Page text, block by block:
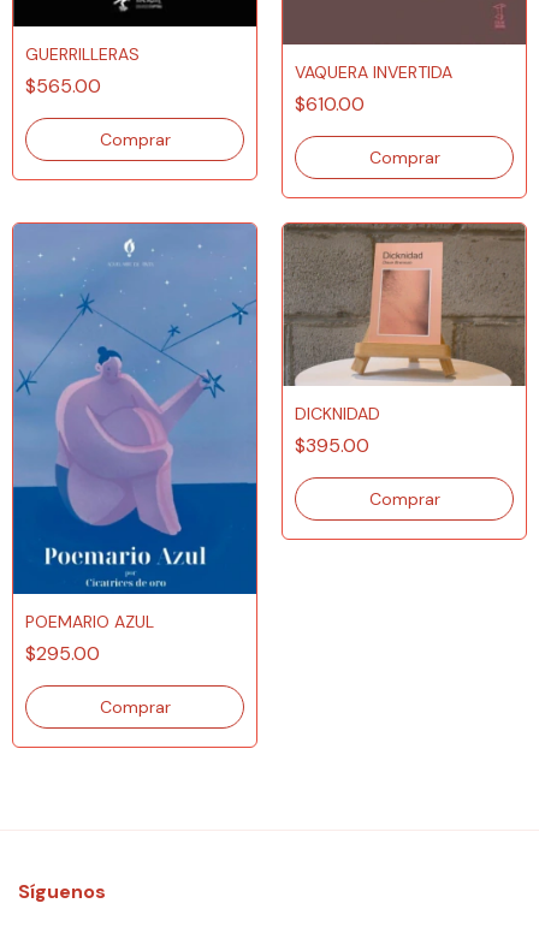
GUERRILLERAS
$565.00
VAQUERA INVERTIDA
$610.00
POEMARIO AZUL
$295.00
DICKNIDAD
$395.00
Síguenos